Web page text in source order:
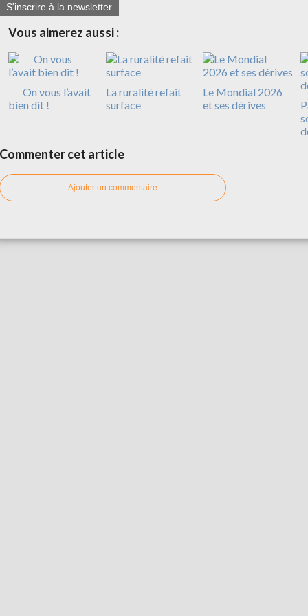
S'inscrire à la newsletter
Vous aimerez aussi :
On vous l’avait
bien dit !
La ruralité refait
surface
Le Mondial 2026
et ses dérives
Commenter cet article
Ajouter un commentaire